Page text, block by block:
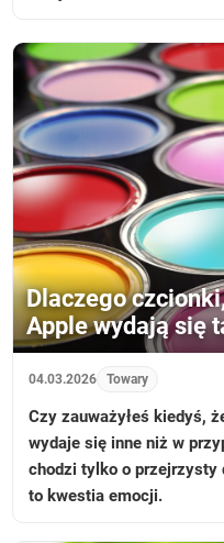
Dlaczego
Apple wydają się
04.03.2026 Towary
Czy zauważyłeś kiedyś,
wydaje się inne niż w
chodzi tylko o
to kwestia emocji.